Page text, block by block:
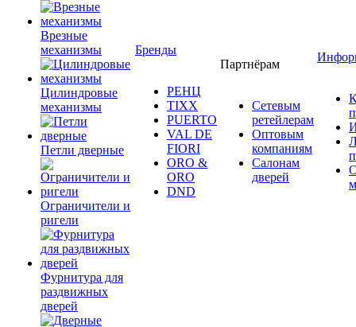
Врезные
механизмы
Цилиндровые
механизмы
Петли дверные
Ограничители и
ригели
Фурнитура для
раздвижных
дверей
Бренды
РЕНЦ
TIXX
PUERTO
VAL DE
FIORI
ORO &
ORO
DND
Партнёрам
Сетевым
ретейлерам
Оптовым
компаниям
Салонам
дверей